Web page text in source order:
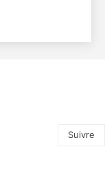
Suivre